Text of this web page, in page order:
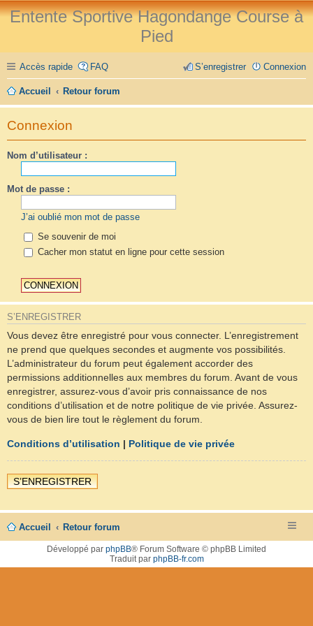
Entente Sportive Hagondange Course à
Pied
Accès rapide FAQ Connexion
S’enregistrer
Accueil Retour forum
Connexion
Nom d’utilisateur :
Mot de passe :
J’ai oublié mon mot de passe
Se souvenir de moi
Cacher mon statut en ligne pour cette session
S’ENREGISTRER
Vous devez être enregistré pour vous connecter. L’enregistrement
ne prend que quelques secondes et augmente vos possibilités.
L’administrateur du forum peut également accorder des
permissions additionnelles aux membres du forum. Avant de vous
enregistrer, assurez-vous d’avoir pris connaissance de nos
conditions d’utilisation et de notre politique de vie privée. Assurez-
vous de bien lire tout le règlement du forum.
Conditions d’utilisation | Politique de vie privée
S’ENREGISTRER
Accueil Retour forum
Développé par phpBB® Forum Software © phpBB Limited
Traduit par phpBB-fr.com